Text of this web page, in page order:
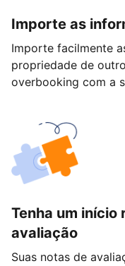
Importe as
Importe facilmente
propriedade de
overbooking com a
Tenha um início
avaliação
Suas notas de